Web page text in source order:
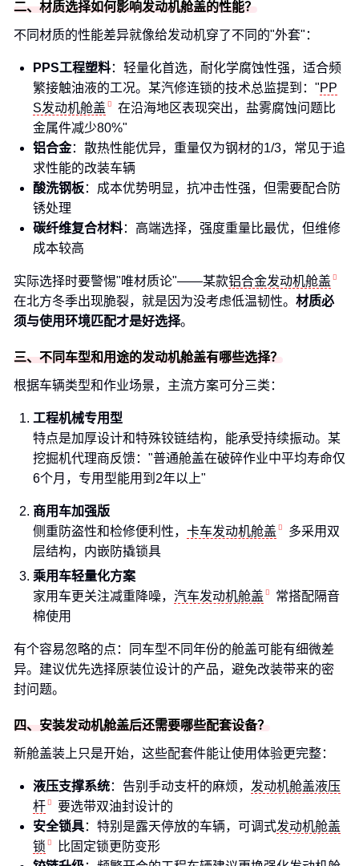
二、材质选择如何影响发动机舱盖的性能？
不同材质的性能差异就像给发动机穿了不同的"外套"：
PPS工程塑料：轻量化首选，耐化学腐蚀性强，适合频
繁接触油液的工况。某汽修连锁的技术总监提到："PP
S发动机舱盖
在沿海地区表现突出，盐雾腐蚀问题比
金属件减少80%"
铝合金：散热性能优异，重量仅为钢材的1/3，常见于追
求性能的改装车辆
酸洗钢板：成本优势明显，抗冲击性强，但需要配合防
锈处理
碳纤维复合材料：高端选择，强度重量比最优，但维修
成本较高
实际选择时要警惕"唯材质论"——某款铝合金发动机舱盖
在北方冬季出现脆裂，就是因为没考虑低温韧性。 材质必
须与使用环境匹配才是好选择。
三、不同车型和用途的发动机舱盖有哪些选择？
根据车辆类型和作业场景，主流方案可分三类：
工程机械专用型
特点是加厚设计和特殊铰链结构，能承受持续振动。某
挖掘机代理商反馈："普通舱盖在破碎作业中平均寿命仅
6个月，专用型能用到2年以上"
商用车加强版
侧重防盗性和检修便利性， 卡车发动机舱盖
多采用双
层结构，内嵌防撬锁具
乘用车轻量化方案
家用车更关注减重降噪， 汽车发动机舱盖
常搭配隔音
棉使用
有个容易忽略的点：同车型不同年份的舱盖可能有细微差
异。建议优先选择原装位设计的产品，避免改装带来的密
封问题。
四、安装发动机舱盖后还需要哪些配套设备？
新舱盖装上只是开始，这些配套件能让使用体验更完整：
液压支撑系统：告别手动支杆的麻烦， 发动机舱盖液压
杆
要选带双油封设计的
安全锁具：特别是露天停放的车辆，可调式发动机舱盖
锁
比固定锁更防变形